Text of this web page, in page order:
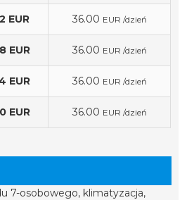
EUR 36.00 EUR /dzień
EUR 36.00 EUR /dzień
EUR 36.00 EUR /dzień
EUR 36.00 EUR /dzień
7-osobowego, klimatyzacja,